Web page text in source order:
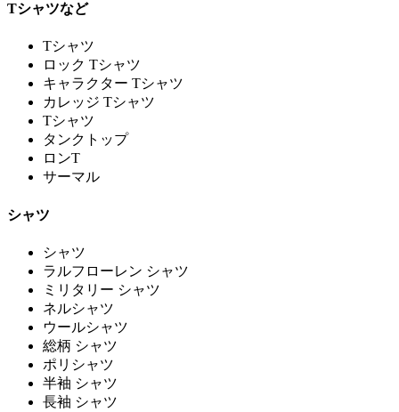
Tシャツなど
Tシャツ
ロック Tシャツ
キャラクター Tシャツ
カレッジ Tシャツ
Tシャツ
タンクトップ
ロンT
サーマル
シャツ
シャツ
ラルフローレン シャツ
ミリタリー シャツ
ネルシャツ
ウールシャツ
総柄 シャツ
ポリシャツ
半袖 シャツ
長袖 シャツ